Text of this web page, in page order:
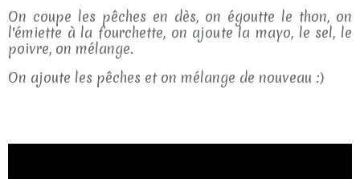
On coupe les pêches en dès, on égoutte le thon, on
l'émiette à la fourchette, on ajoute la mayo, le sel, le
poivre, on mélange.
On ajoute les pêches et on mélange de nouveau :)